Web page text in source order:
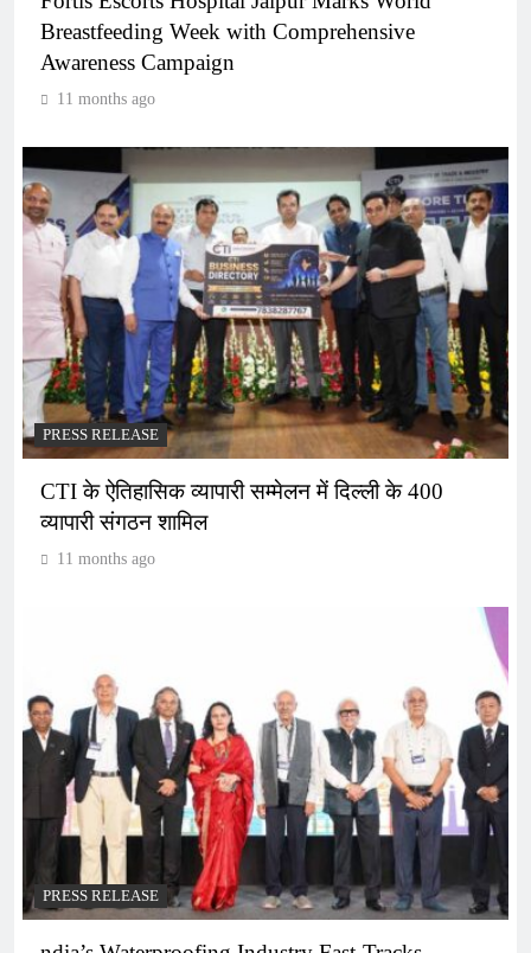
Breastfeeding Week with Comprehensive
Awareness Campaign
11 months ago
PRESS RELEASE
CTI के ऐतिहासिक व्यापारी सम्मेलन में दिल्ली के 400
व्यापारी संगठन शामिल
11 months ago
PRESS RELEASE